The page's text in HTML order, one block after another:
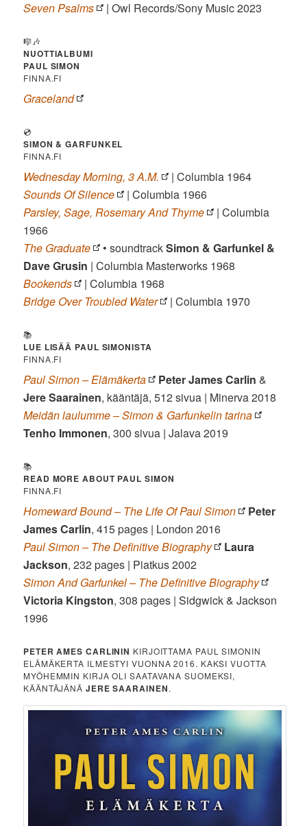
Seven Psalms | Owl Records/Sony Music 2023
🎼🎶
NUOTTIALBUMI
PAUL SIMON
FINNA.FI
Graceland
💿
SIMON & GARFUNKEL
FINNA.FI
Wednesday Morning, 3 A.M.
| Columbia 1964
Sounds Of Silence
| Columbia 1966
Parsley, Sage, Rosemary And Thyme
| Columbia
1966
The Graduate
• soundtrackSimon & Garfunkel &
Dave Grusin | Columbia Masterworks 1968
Bookends
| Columbia 1968
Bridge Over Troubled Water
| Columbia 1970
📚
LUE LISÄÄ PAUL SIMONISTA
FINNA.FI
Paul Simon – Elämäkerta Peter James Carlin &
JereSaarainen, kääntäjä, 512 sivua | Minerva 2018
Meidän laulumme – Simon & Garfunkelin tarina
Tenho Immonen, 300 sivua | Jalava 2019
📚
READ MORE ABOUT PAUL SIMON
FINNA.FI
Homeward Bound – The Life Of Paul Simon
Peter
James Carlin, 415 pages | London 2016
Paul Simon – The Definitive Biography
Laura
Jackson, 232 pages | Piatkus 2002
Simon And Garfunkel – The Definitive Biography
Victoria Kingston, 308 pages | Sidgwick & Jackson
1996
PETER AMES CARLININ KIRJOITTAMA PAUL SIMONIN
ELÄMÄKERTA ILMESTYI VUONNA 2016. KAKSI VUOTTA
MYÖHEMMIN KIRJA OLI SAATAVANA SUOMEKSI,
KÄÄNTÄJÄNÄ JERE SAARAINEN.